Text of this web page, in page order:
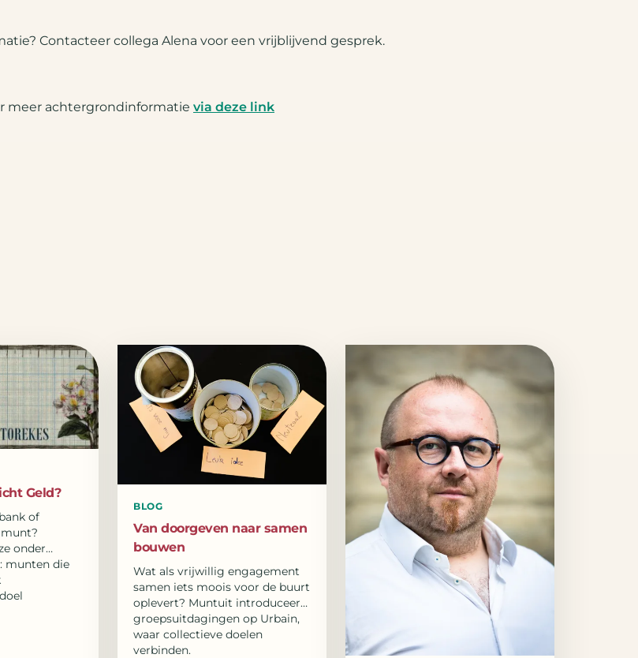
Contacteer collega Alena voor een vrijblijvend gesprek.
meer achtergrondinformatie via deze link
Geld?
of
onder
munten die
BLOG
Van doorgeven naar samen
bouwen
Wat als vrijwillig engagement
samen iets moois voor de buurt
oplevert? Muntuit introduceert
groepsuitdagingen op Urbain,
waar collectieve doelen
verbinden.